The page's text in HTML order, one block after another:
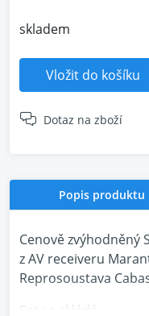
skladem
Vložit do košíku
Dotaz na zboží
Popis produktu
Cenově zvýhodněný
z AV receiveru
Reprosoustava
Set se skládá: